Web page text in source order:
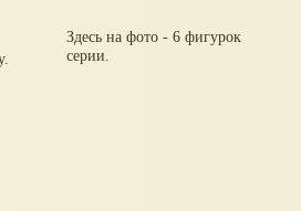
Здесь на фото - 6 фигурок
серии.